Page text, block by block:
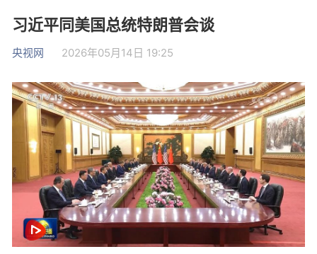
习近平同美国总统特朗普会谈
央视网 2026年05月14日 19:25